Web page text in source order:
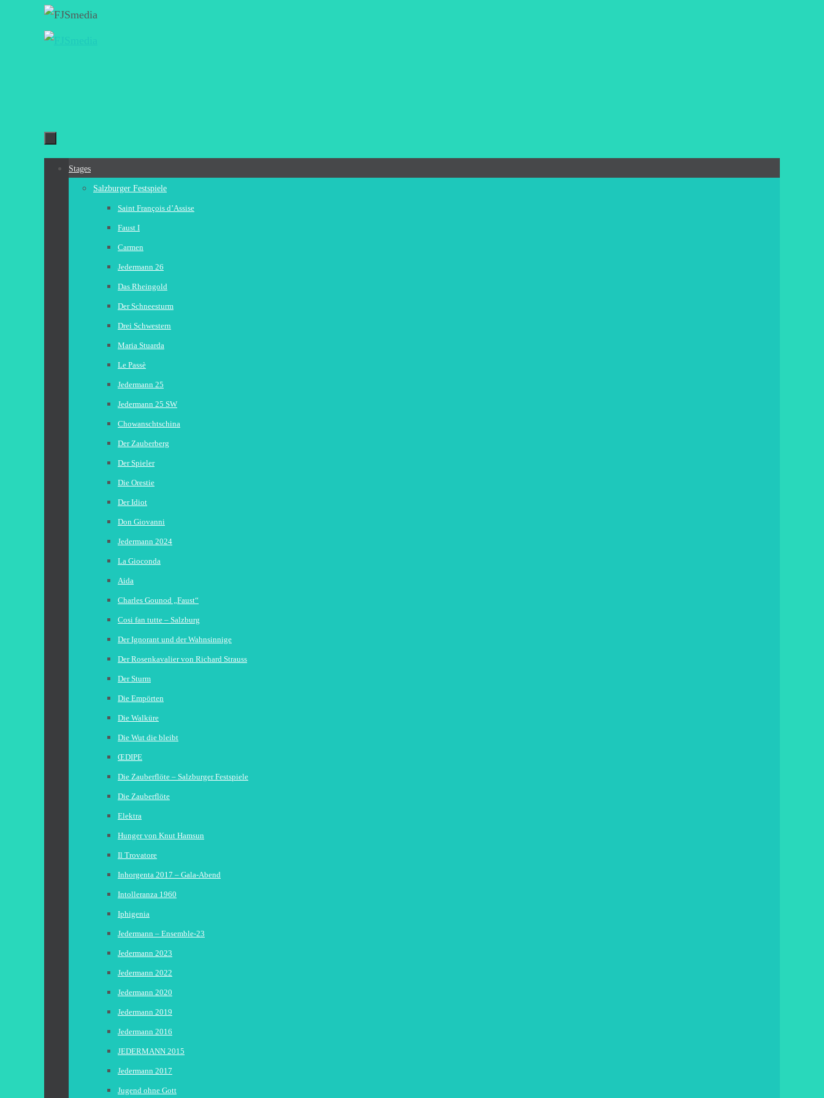
Zum
Stages
Salzburger Festspiele
Saint François d’Assise
Faust I
Carmen
Jedermann 26
Das Rheingold
Der Schneesturm
Drei Schwestern
Maria Stuarda
Le Passè
Jedermann 25
Jedermann 25 SW
Chowanschtschina
Der Zauberberg
Der Spieler
Die Orestie
Der Idiot
Don Giovanni
Jedermann 2024
La Gioconda
Aida
Charles Gounod „Faust“
Cosi fan tutte – Salzburg
Der Ignorant und der Wahnsinnige
Der Rosenkavalier von Richard Strauss
Der Sturm
Die Empörten
Die Walküre
Die Wut die bleibt
ŒDIPE
Die Zauberflöte – Salzburger Festspiele
Die Zauberflöte
Elektra
Hunger von Knut Hamsun
Il Trovatore
Inhorgenta 2017 – Gala-Abend
Intolleranza 1960
Iphigenia
Jedermann – Ensemble-23
Jedermann 2023
Jedermann 2022
Jedermann 2020
Jedermann 2019
Jedermann 2016
JEDERMANN 2015
Jedermann 2017
Jugend ohne Gott